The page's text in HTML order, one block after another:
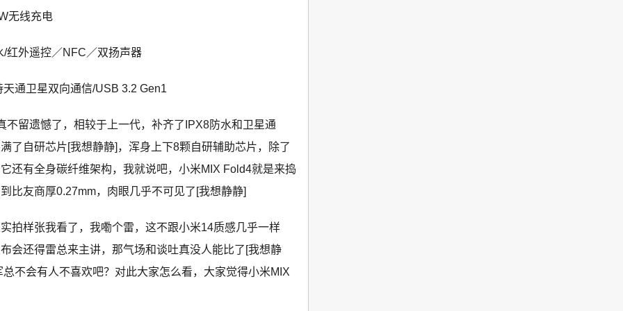
无线充电
红外遥控／NFC／双扬声器
通卫星双向通信/USB 3.2 Gen1
不留遗憾了，相较于上一代，补齐了IPX8防水和卫星通
了自研芯片[我想静静]，浑身上下8颗自研辅助芯片，除了
还有全身碳纤维架构，我就说吧，小米MIX Fold4就是来捣
比友商厚0.27mm，肉眼几乎不可见了 [我想静静]
拍样张我看了，我嘞个雷，这不跟小米14质感几乎一样
会还得雷总来主讲，那气场和谈吐真没人能比了 [我想静
不会有人不喜欢吧？对此大家怎么看，大家觉得小米MIX